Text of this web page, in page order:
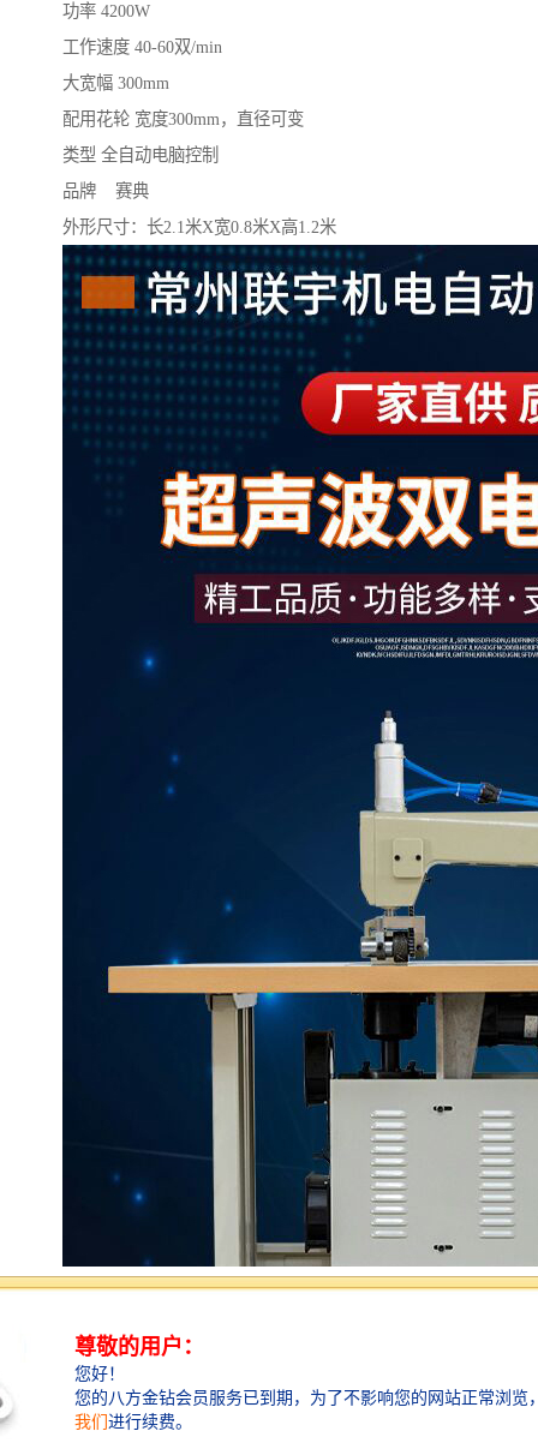
功率 4200W
工作速度 40-60双/min
大宽幅 300mm
配用花轮 宽度300mm，直径可变
类型 全自动电脑控制
品牌 赛典
外形尺寸：长2.1米X宽0.8米X高1.2米